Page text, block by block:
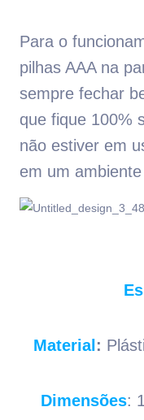
Para o
pilhas AAA na
sempre fechar
que fique 100%
não estiver em
em um
Material :
Dimensões: